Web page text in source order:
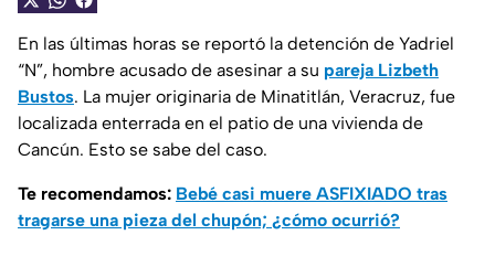
En las últimas horas se reportó la detención de Yadriel
“N”, hombre acusado de asesinar a su pareja Lizbeth
Bustos. La mujer originaria de Minatitlán, Veracruz, fue
localizada enterrada en el patio de una vivienda de
Cancún. Esto se sabe del caso.
Te recomendamos: Bebé casi muere ASFIXIADO tras
tragarse una pieza del chupón; ¿cómo ocurrió?